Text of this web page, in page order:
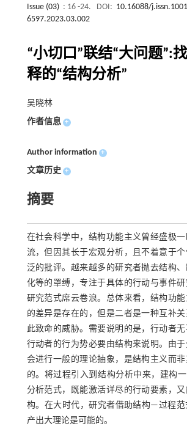
Issue (03) : 16 -24. DOI: 10.16088/
6597.2023.03.002
“小切口”联结“大问题”:
释的“结构分析”
吴晓林
作者信息 +
Author information +
文章历史 +
摘要
在社会科学中，结构功能主义曾经盛极
流，但因其长于宏观分析，且不着意于个
泛的批评。越来越多的研究者抛去结构
化等的罩缚，专注于具体的行动与事件
研究范式席云卷浪。总体来看，结构功
的差异是存在的，但是二者是一种互补
此致命的威胁。需要说明的是，行动者无
行动者的行为势必要由结构来说明。由
会进行一般的理论抽象，是结构主义而
的。将过程引入到结构分析中来，建构
分析范式，既能激活详尽的行动要素，
构。在大时代，研究者借助结构—过程范
产出大理论是可能的。